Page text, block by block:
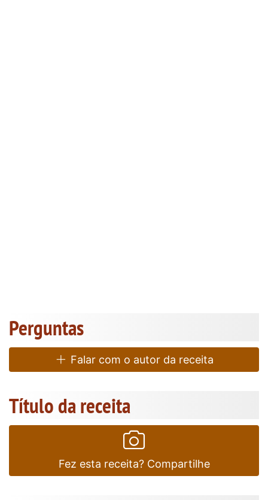
Perguntas
Falar com o autor da receita
Título da receita
Fez esta receita? Compartilhe